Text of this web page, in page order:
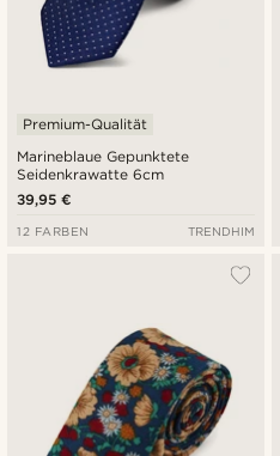
Marineblaue Gepunktete
Seidenkrawatte 6cm
Premium-Qualität
39,95 €
12 FARBEN TRENDHIM